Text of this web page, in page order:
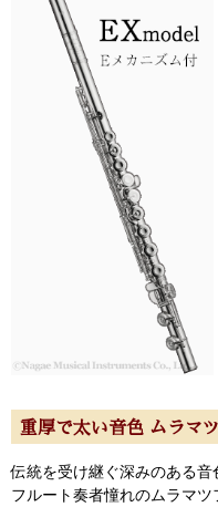
重厚で太い音色 ムラマ
伝統を受け継ぐ深みのある音
フルート奏者憧れのムラマツ